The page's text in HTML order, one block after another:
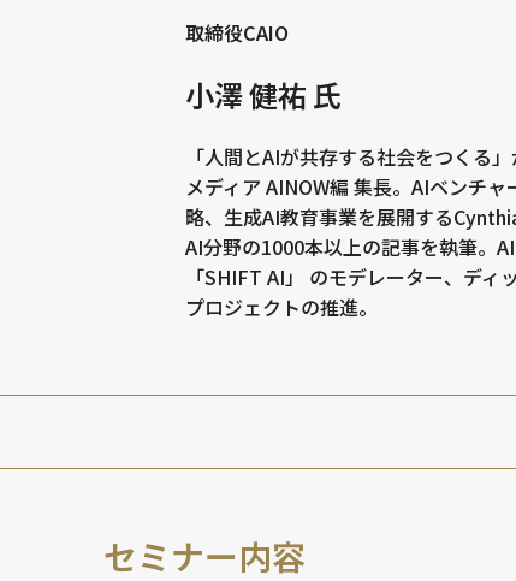
取締役CAIO
小澤 健祐 氏
「人間とAIが共存する社会をつくる
メディア AINOW編 集長。AIベンチ
略、生成AI教育事業を展開する
AI分野の1000本以上の記事を執筆。
「SHIFT AI」 のモデレーター、ディ
プロジェクトの推進。
セミナー内容